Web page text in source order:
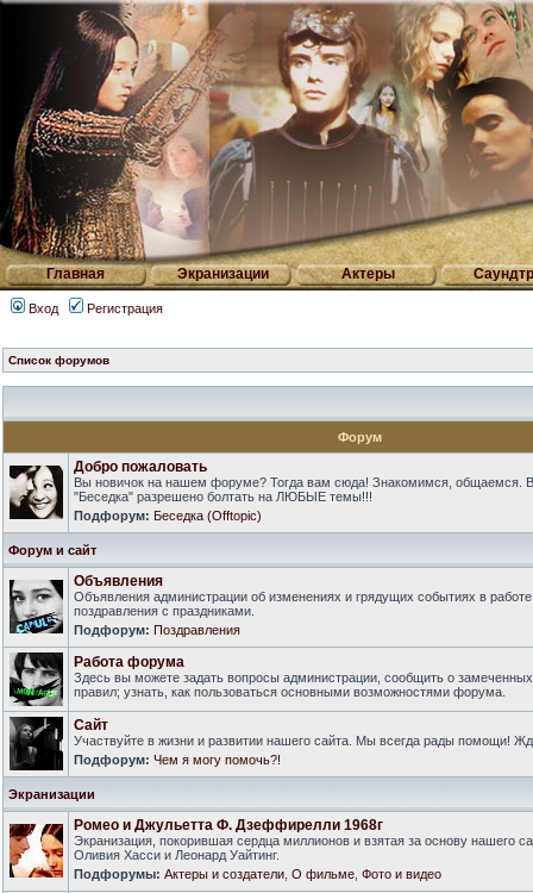
Главная Экранизации Актеры
Вход Регистрация
Список форумов
Форум
Добро пожаловать
Вы новичок на нашем форуме? Тогда вам сюда! Знакомимся, общаемся.
"Беседка" разрешено болтать на ЛЮБЫЕ темы!!!
Подфорум: Беседка (Offtopic)
Форум и сайт
Объявления
Объявления администрации об изменениях и грядущих событиях в
поздравления с праздниками.
Подфорум: Поздравления
Работа форума
Здесь вы можете задать вопросы администрации, сообщить о
правил; узнать, как пользоваться основными возможностями форума.
Сайт
Участвуйте в жизни и развитии нашего сайта. Мы всегда рады помощи!
Подфорум: Чем я могу помочь?!
Экранизации
Ромео и Джульетта Ф. Дзеффирелли 1968г
Экранизация, покорившая сердца миллионов и взятая за основу нашего
Оливия Хасси и Леонард Уайтинг.
Подфорумы: Актеры и создатели О фильме Фото и видео